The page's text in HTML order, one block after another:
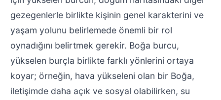
gezegenlerle birlikte kişinin genel karakterini ve
yaşam yolunu belirlemede önemli bir rol
oynadığını belirtmek gerekir. Boğa burcu,
yükselen burçla birlikte farklı yönlerini ortaya
koyar; örneğin, hava yükseleni olan bir Boğa,
iletişimde daha açık ve sosyal olabilirken, su